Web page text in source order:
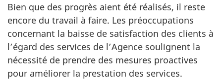
Bien que des progrès aient été réalisés, il reste
encore du travail à faire. Les préoccupations
concernant la baisse de satisfaction des clients à
l’égard des services de l’Agence soulignent la
nécessité de prendre des mesures proactives
pour améliorer la prestation des services.